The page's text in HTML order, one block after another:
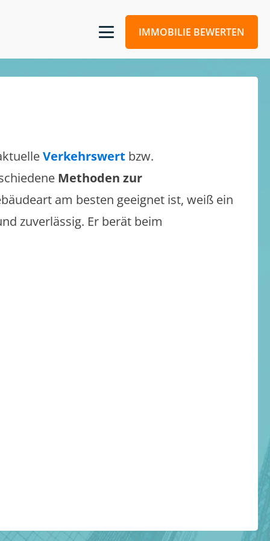
IMMOBILIE BEWERTEN
Verkehrswert bzw.
Methoden zur
am besten geeignet ist, weiß ein
zuverlässig. Er berät beim